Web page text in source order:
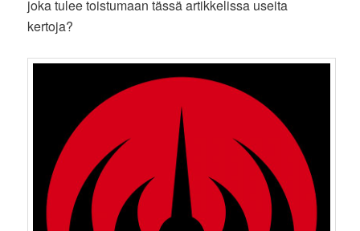
joka tulee toistumaan tässä artikkelissa useita
kertoja?